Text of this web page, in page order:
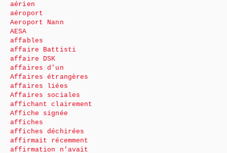
aérien
aéroport
Aeroport Nann
AESA
affables
affaire Battisti
affaire DSK
affaires d’un
Affaires étrangères
affaires liées
Affaires sociales
affichant clairement
Affiche signée
affiches
affiches déchirées
affirmait récemment
affirmation n’avait